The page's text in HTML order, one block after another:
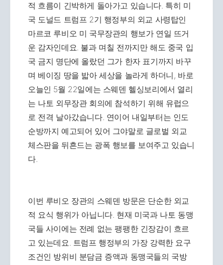
적 흐름이 긴박하게 돌아가고 있습니다. 특히 미
국 도널드 트럼프 2기 행정부의 외교 사령탑인
마르코 루비오 미 국무장관의 행보가 연일 뜨거
운 감자인데요. 불과 며칠 전까지만 해도 중국 입
국 금지 명단에 올랐던 그가 한자 표기까지 바꾸
며 베이징 땅을 밟아 세상을 놀라게 하더니, 바로
오늘인 5월 22일에는 스웨덴 헬싱보리에서 열리
는 나토 외무장관 회의에 참석하기 위해 유럽으
로 전격 날아갔습니다. 연이어 내일부터는 인도
순방까지 예고되어 있어 그야말로 글로벌 외교
체스판을 뒤흔드는 광폭 행보를 보여주고 있습니
다.
이번 루비오 장관의 스웨덴 방문은 단순한 외교
적 요식 행위가 아닙니다. 현재 미국과 나토 동맹
국들 사이에는 전례 없는 팽팽한 긴장감이 흐르
고 있는데요. 트럼프 행정부의 가장 강력한 요구
조건인 방위비 분담금 증액과 동맹국들의 국방